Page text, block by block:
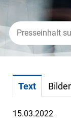
Text Bilder
15.03.2022